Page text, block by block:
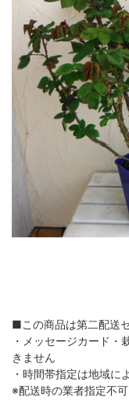
■この商品は第二配送
・メッセージカード・
きません
・時間帯指定は地域に
※配送時の業者指定不可